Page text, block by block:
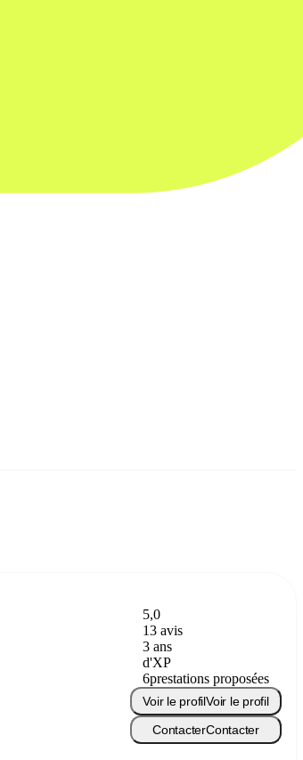
5,0
13 avis
3 ans
d'XP
6prestations proposées
Voir le profilVoir le profil
ContacterContacter